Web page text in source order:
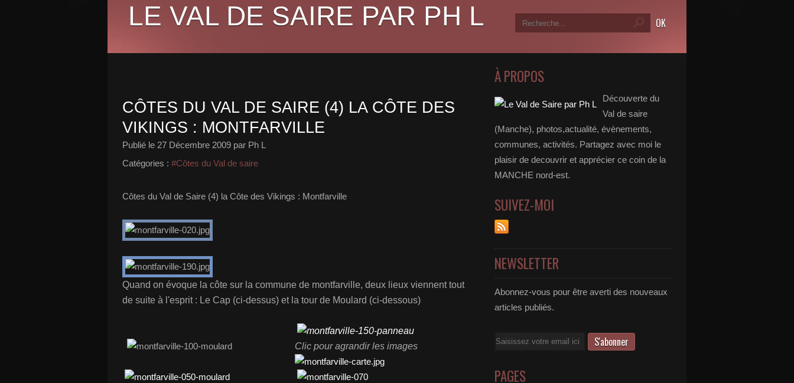
LE VAL DE SAIRE PAR PH L
CÔTES DU VAL DE SAIRE (4) LA CÔTE DES
VIKINGS : MONTFARVILLE
Publié le 27 Décembre 2009 par Ph L
Catégories : #Côtes du Val de saire
Côtes du Val de Saire (4) la Côte des Vikings : Montfarville
Quand on évoque la côte sur la commune de montfarville, deux lieux viennent tout
de suite à l'esprit : Le Cap (ci-dessus) et la tour de Moulard (ci-dessous)
Clic pour agrandir les images
À PROPOS
Découverte du
Val de saire
(Manche), photos,actualité, évènements,
communes, activités. Partagez avec moi le
plaisir de decouvrir et apprécier ce coin de la
MANCHE nord-est.
SUIVEZ-MOI
NEWSLETTER
Abonnez-vous pour être averti des nouveaux
articles publiés.
Email
PAGES